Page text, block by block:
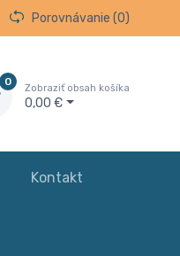
Porovnávanie (0)
0
Zobraziť obsah košíka
0,00 €
Kontakt